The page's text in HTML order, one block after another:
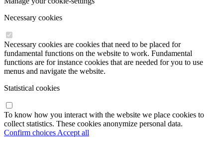
Necessary cookies
Necessary cookies are cookies that need to be placed for
fundamental functions on the website to work. Fundamental
functions are for instance cookies that are needed for you to use
menus and navigate the website.
Statistical cookies
To know how you interact with the website we place cookies to
collect statistics. These cookies anonymize personal data.
Confirm choices Accept all